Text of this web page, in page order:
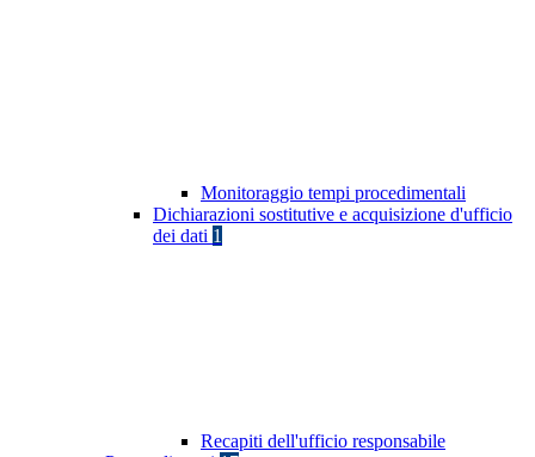
Monitoraggio tempi procedimentali
Dichiarazioni sostitutive e acquisizione d'ufficio
dei dati 1
Recapiti dell'ufficio responsabile